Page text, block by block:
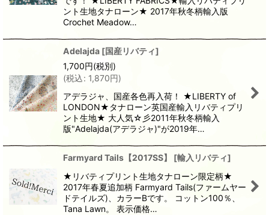
ント生地タナローン★ 2017年秋冬柄輸入版
Crochet Meadow…
Adelajda [国産リバティ]
1,700円(税別)
(税込: 1,870円)
アデラジャ、国産各色再入荷！ ★LIBERTY of
LONDON★タナローン英国産輸入リバティプリ
ント生地★ 大人気☆彡2011年秋冬柄輸入
版"Adelajda(アデラジャ)"が2019年…
Farmyard Tails【2017SS】 [輸入リバティ]
★リバティプリント生地タナローン限定柄★
2017年春夏追加柄 Farmyard Tails(ファームヤー
ドテイルズ)、カラーBです。 コットン100％、
Tana Lawn。 表示価格…